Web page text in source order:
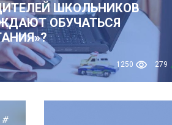
ШКОЛЬНИКОВ
ОБУЧАТЬСЯ
1250 279
#